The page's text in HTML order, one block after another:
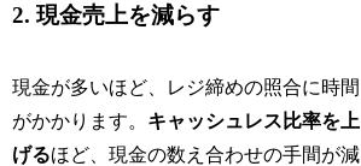
2. 現金売上を減らす
現金が多いほど、レジ締めの照合に時間
がかかります。 キャッシュレス比率を上
げるほど、現金の数え合わせの手間が減